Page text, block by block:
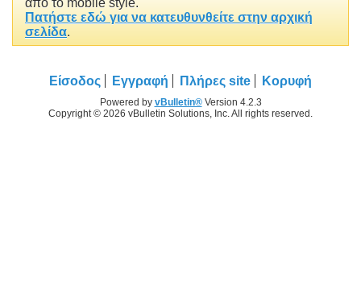
από το mobile style.
Πατήστε εδώ για να κατευθυνθείτε στην αρχική
σελίδα.
Είσοδος Εγγραφή Πλήρες site Κορυφή
Powered by vBulletin®Version 4.2.3
Copyright © 2026 vBulletin Solutions, Inc. All rights reserved.